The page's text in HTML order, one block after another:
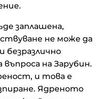
заплашена,
не може да
безразлично
на Зарубин.
и това е
Ядреното